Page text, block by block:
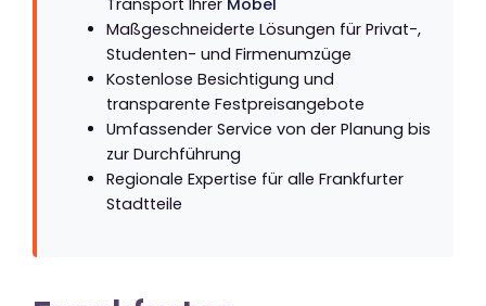
Maßgeschneiderte Lösungen für Privat-,
Studenten- und Firmenumzüge
Kostenlose Besichtigung und
transparente Festpreisangebote
Umfassender Service von der Planung bis
zur Durchführung
Regionale Expertise für alle Frankfurter
Stadtteile